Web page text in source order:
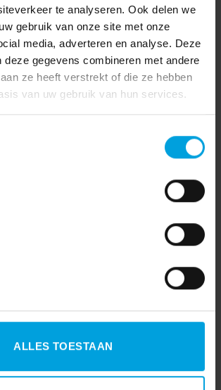
te analyseren. Ook delen we
gebruik van onze site met onze
media, adverteren en analyse. Deze
deze gegevens combineren met andere
ze heeft verstrekt of die ze hebben
van uw gebruik van hun services.
ALLES TOESTAAN